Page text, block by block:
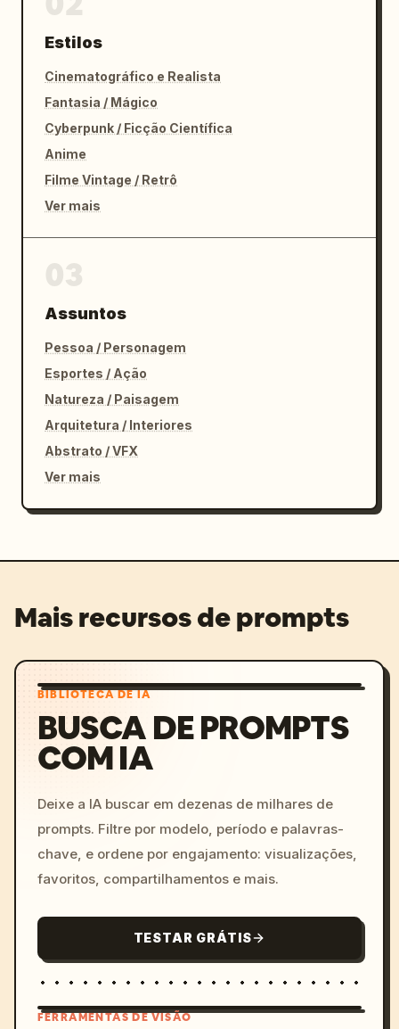
Estilos
Cinematográfico e Realista
Fantasia / Mágico
Cyberpunk / Ficção Científica
Anime
Filme Vintage / Retrô
Ver mais
Assuntos
Pessoa / Personagem
Esportes / Ação
Natureza / Paisagem
Arquitetura / Interiores
Abstrato / VFX
Ver mais
Mais recursos de prompts
BIBLIOTECA DE IA
BUSCA DE PROMPTS
COM IA
Deixe a IA buscar em dezenas de milhares de
prompts. Filtre por modelo, período e palavras-
chave, e ordene por engajamento: visualizações,
favoritos, compartilhamentos e mais.
TESTAR GRÁTIS
FERRAMENTAS DE VISÃO